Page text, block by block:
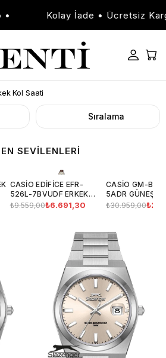
Kargo • Kolay İade
Kol Saati
Sıralama
SEVILENLERI
CASIO EDIFICE EFR-
526L-7BVUDF ERKEK
KOL SAATI ERSA SAAT
₺9.559,00₺6.691,30
CASIO GM-
5ADR GÜNEŞ
ERKEK KOL
₺30.959,00